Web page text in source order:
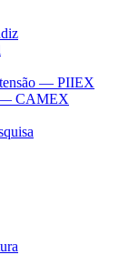
— PIIEX
— CAMEX